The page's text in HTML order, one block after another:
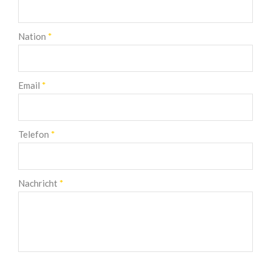
Nation *
Email *
Telefon *
Nachricht *